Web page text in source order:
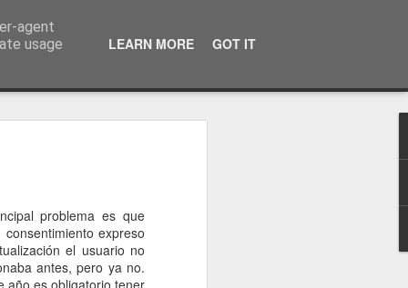
problema es que
expreso
el usuario no
antes, pero ya no.
año es obligatorio tener
agent
usage
LEARN MORE GOT IT